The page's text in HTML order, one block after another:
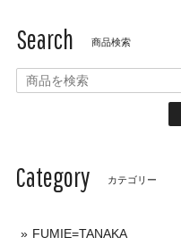
Search 商品検索
Category カテゴリー
FUMIE=TANAKA